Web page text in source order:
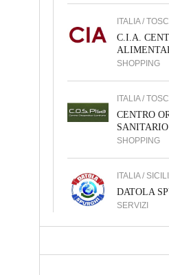
ITALIA /
C.I.A.
SHOPPING
ITALIA /
CENTRO
SHOPPING
ITALIA /
DATOLA
SERVIZI